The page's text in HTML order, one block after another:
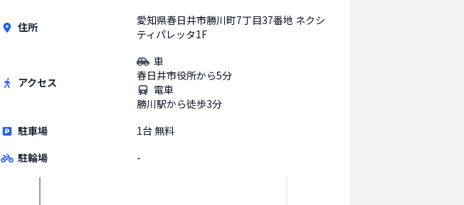
住所
愛知県春日井市勝川町7丁目37番地 ネクシ
ティパレッタ1F
アクセス
車
春日井市役所から5分
電車
勝川駅から徒歩3分
駐車場
1台 無料
駐輪場
-